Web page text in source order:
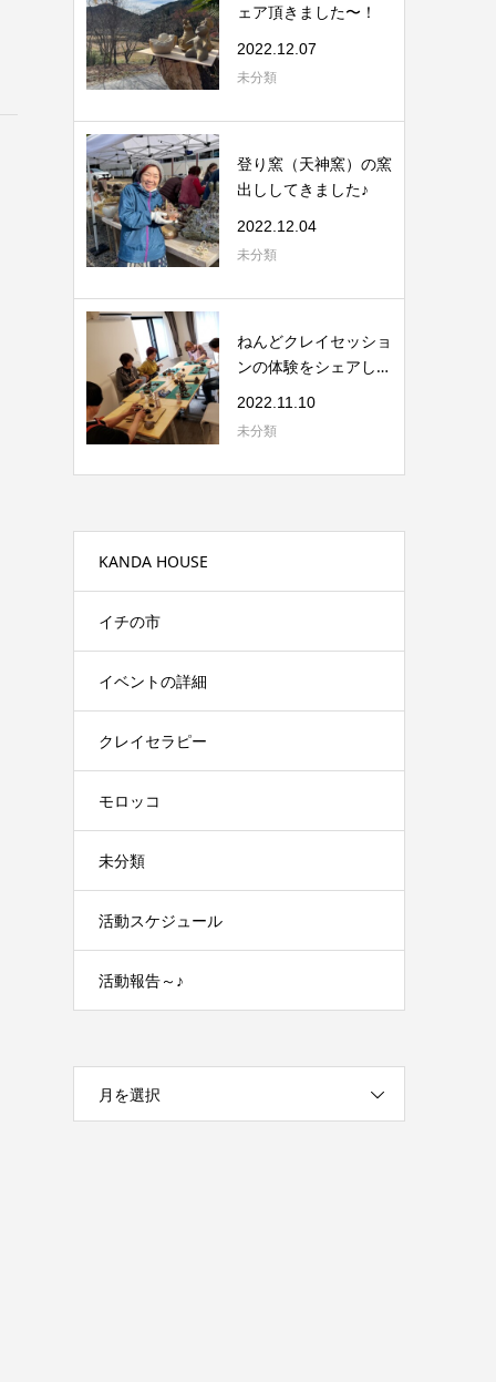
ェア頂きました〜！
2022.12.07
未分類
登り窯（天神窯）の窯
出ししてきました♪
2022.12.04
未分類
ねんどクレイセッショ
ンの体験をシェアして
2022.11.10
未分類
KANDA HOUSE
イチの市
イベントの詳細
クレイセラピー
モロッコ
未分類
活動スケジュール
活動報告～♪
月を選択